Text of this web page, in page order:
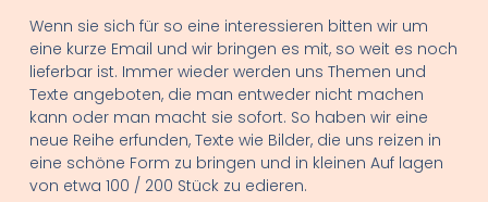
Wenn sie sich für so eine interessieren bitten wir um
eine kurze Email und wir bringen es mit, so weit es noch
lieferbar ist. Immer wieder werden uns Themen und
Texte angeboten, die man entweder nicht machen
kann oder man macht sie sofort. So haben wir eine
neue Reihe erfunden, Texte wie Bilder, die uns reizen in
eine schöne Form zu bringen und in kleinen Auf lagen
von etwa 100 / 200 Stück zu edieren.